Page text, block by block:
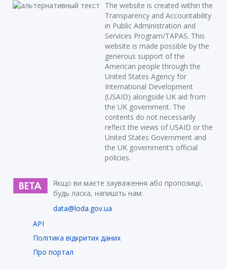
The website is created within the
Transparency and Accountability
in Public Administration and
Services Program/TAPAS. This
website is made possible by the
generous support of the
American people through the
United States Agency for
International Development
(USAID) alongside UK aid from
the UK government. The
contents do not necessarily
reflect the views of USAID or the
United States Government and
the UK government’s official
policies.
Якщо ви маєте зауваження або пропозиції,
будь ласка, напишіть нам:
data@loda.gov.ua
API
Політика відкритих даних
Про портал